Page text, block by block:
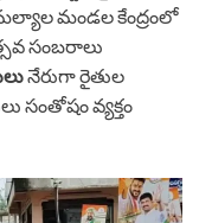
మల్యాల మండల కేంద్రంలో
సంబరాలు
నేరుగా రైతుల
సంతోషం వ్యక్తం